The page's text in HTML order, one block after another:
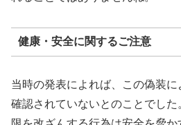
健康・安全に関するご注意
当時の発表によれば、この偽装
確認されていないとのことでし